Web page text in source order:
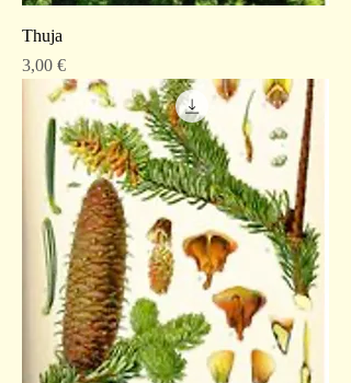
Thuja
Preis
3,00 €